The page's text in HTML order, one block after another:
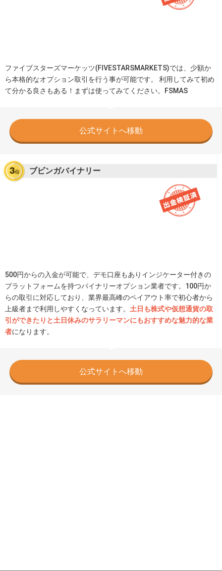
ファイブスターズマーケッツ(FIVESTARSMARKETS)では、少額か
ら本格的なオプション取引を行う事が可能です。 利用してみて初め
て分かる良さもある！まずは使ってみてください。FSMAS
公式サイトへ移動
ブビンガバイナリー
500円からの入金が可能で、デモ口座もありインジケーター付きの
プラットフォームを持つバイナリーオプション業者です。100円か
らの取引に対応しており、業界最高峰のペイアウト率で初心者から
上級者まで利用しやすくなっています。 土日も株式や仮想通貨の取
引ができたりと土日休みのサラリーマンにもおすすめな魅力的な業
者になります。
公式サイトへ移動